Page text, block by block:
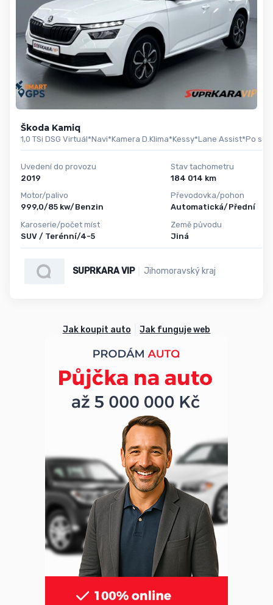
Škoda Kamiq
1,0 TSi DSG Virtuál*Navi*Kamera D.Klima*Kessy*Lane Assist*Po
Uvedení do provozu
2019
Motor/palivo
999,0/85 kw/Benzin
Karoserie/počet míst
SUV / Terénní/4-5
Stav tachometru
184 014 km
Převodovka/pohon
Automatická/Přední
Země původu
Jiná
SUPRKARA VIP Jihomoravský kraj
Jak koupit auto Jak funguje web